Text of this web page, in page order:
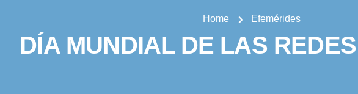
Home Efemérides
DÍA MUNDIAL DE LAS